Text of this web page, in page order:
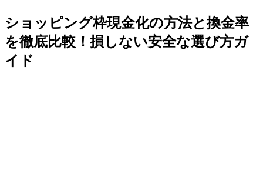
ショッピング枠現金化の方法と換金率
を徹底比較！損しない安全な選び方ガ
イド